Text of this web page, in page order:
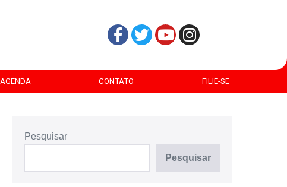
AGENDA CONTATO FILIE-SE
Pesquisar
Pesquisar